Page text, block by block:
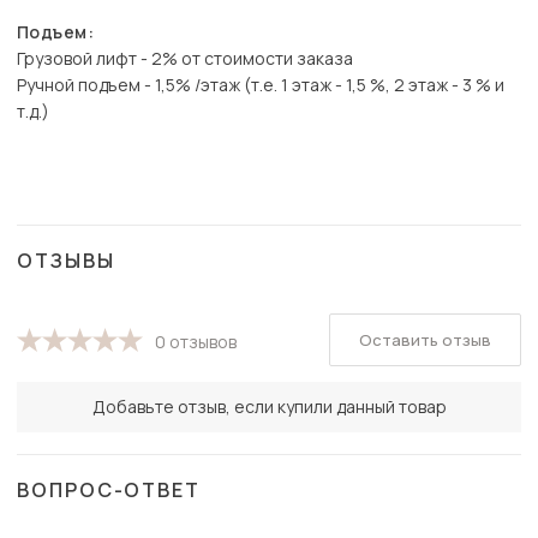
Подъем:
Грузовой лифт - 2% от стоимости заказа
Ручной подъем - 1,5% /этаж (т.е. 1 этаж - 1,5 %, 2 этаж - 3 % и
т.д.)
ОТЗЫВЫ
0 отзывов
Добавьте отзыв, если купили данный товар
Оставить отзыв
ВОПРОС-ОТВЕТ